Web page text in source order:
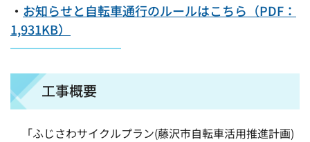
・ お知らせと自転車通行のルールはこちら（PDF：
1,931KB）
工事概要
「ふじさわサイクルプラン(藤沢市自転車活用推進計画)